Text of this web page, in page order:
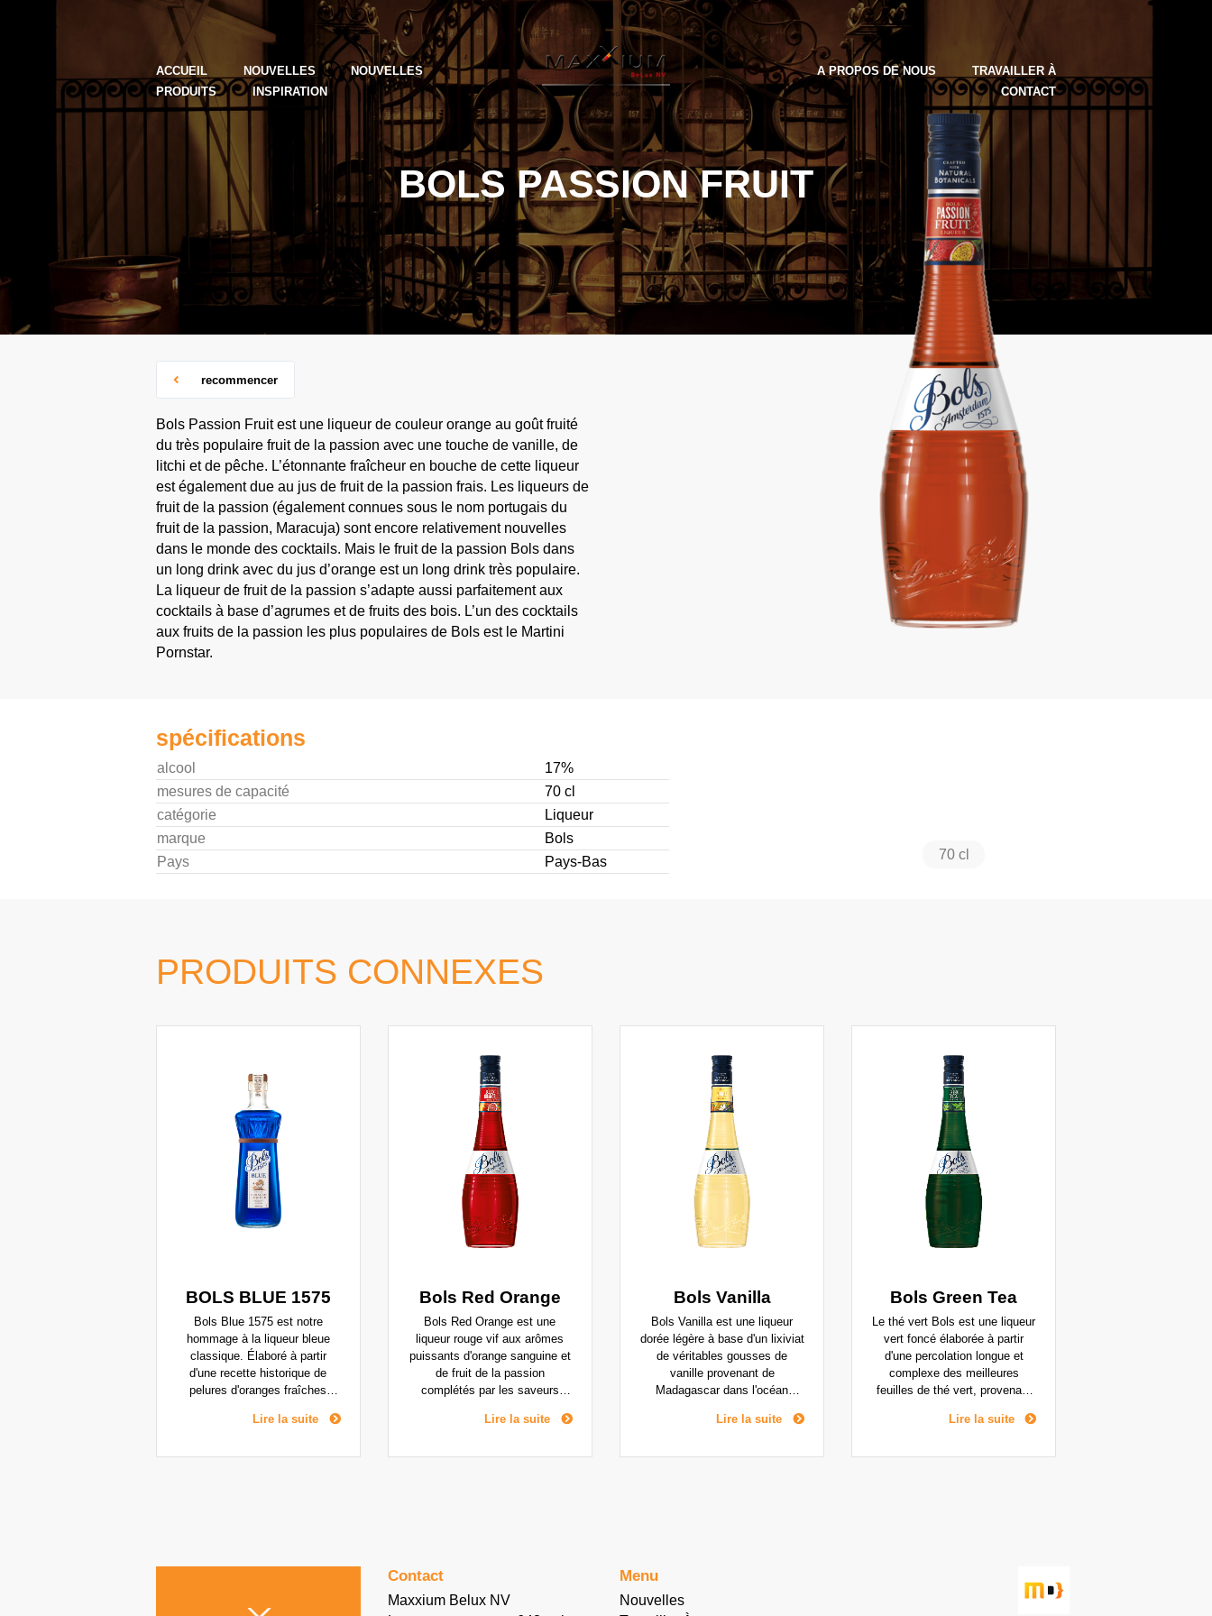
ACCUEIL NOUVELLES
NOUVELLES
PRODUITS
INSPIRATION
A PROPOS DE NOUS
TRAVAILLER À
CONTACT
BOLS PASSION FRUIT
recommencer
Bols Passion Fruit est une liqueur de couleur orange au goût fruité
du très populaire fruit de la passion avec une touche de vanille, de
litchi et de pêche. L’étonnante fraîcheur en bouche de cette liqueur
est également due au jus de fruit de la passion frais. Les liqueurs de
fruit de la passion (également connues sous le nom portugais du
fruit de la passion, Maracuja) sont encore relativement nouvelles
dans le monde des cocktails. Mais le fruit de la passion Bols dans
un long drink avec du jus d’orange est un long drink très populaire.
La liqueur de fruit de la passion s’adapte aussi parfaitement aux
cocktails à base d’agrumes et de fruits des bois. L’un des cocktails
aux fruits de la passion les plus populaires de Bols est le Martini
Pornstar.
spécifications
alcool
17%
mesures de capacité
70 cl
catégorie
Liqueur
marque
Bols
Pays
Pays-Bas 70 cl
PRODUITS CONNEXES
BOLS BLUE 1575
Bols Blue 1575 est notre
hommage à la liqueur bleue
classique. Élaboré à partir
d'une recette historique de
pelures d'oranges fraîches
oranges Laraha sèches et
rhum épicé aux notes
apportent une saveur unique à
Lire la suite
Bols Red Orange
Bols Red Orange est une
liqueur rouge vif aux arômes
puissants d'orange sanguine et
de fruit de la passion
complétés par les saveurs
agrumes.
Lire la suite
Bols Vanilla
Bols Vanilla est une liqueur
dorée légère à base d'un lixiviat
de véritables gousses de
vanille provenant de
Madagascar dans l'océan
saveur de vanille avec un
chocolat et de pain grillé et un
La vanille lie les arômes de
fruits, c'est pourquoi elle est
l'arôme de base de presque
Lire la suite
Bols Green Tea
Le thé vert Bols est une liqueur
vert foncé élaborée à partir
d'une percolation longue et
complexe des meilleures
feuilles de thé vert, provenant
thé vert est populaire dans tout
nombreux habitants des pays
Lire la suite
Contact
Maxxium Belux NV
Menu
Nouvelles